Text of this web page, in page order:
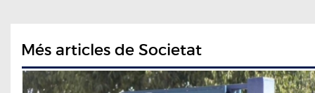
Més articles de Societat